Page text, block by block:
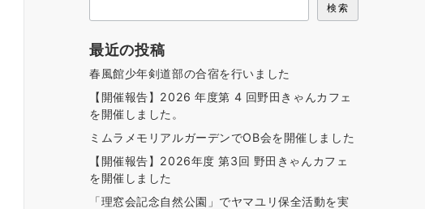
検索
最近の投稿
春風館少年剣道部の合宿を行いました
【開催報告】2026 年度第 4 回野田きゃんカフェ
を開催しました。
ミムラメモリアルガーデンでOB会を開催しました
【開催報告】2026年度 第3回 野田きゃんカフェ
を開催しました
「理窓会記念自然公園」でヤマユリ保全活動を実